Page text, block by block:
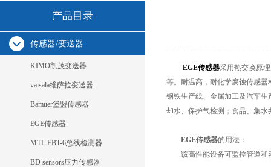
产品目录
传感器/变送器
KIMO凯茂变送器
vaisala维萨拉变送器
Bamuer堡盟传感器
EGE传感器
MTL FBT-6总线检测器
BD sensors压力传感器
EGE传感器采用热交换原
等。耐温高，耐化学腐蚀传感
钢铁生产线、金属加工及汽车
却水、保护气检测；食品、集
EGE传感器的用法：
该高性能设备可监控管道和